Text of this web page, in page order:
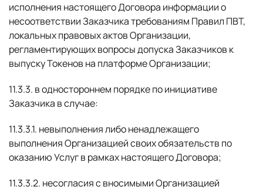
исполнения настоящего Договора информации о
несоответствии Заказчика требованиям Правил ПВТ,
локальных правовых актов Организации,
регламентирующих вопросы допуска Заказчиков к
выпуску Токенов на платформе Организации;
11.3.3. в одностороннем порядке по инициативе
Заказчика в случае:
11.3.3.1. невыполнения либо ненадлежащего
выполнения Организацией своих обязательств по
оказанию Услуг в рамках настоящего Договора;
11.3.3.2. несогласия с вносимыми Организацией